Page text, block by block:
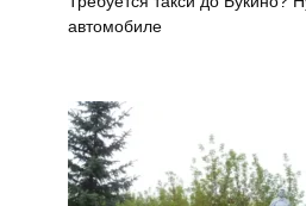
автомобиле